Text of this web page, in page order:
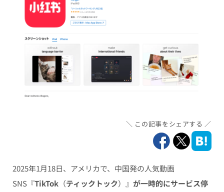
この記事をシェアする
2025年1月18日、アメリカで、中国発の人気動画
SNS『TikTok（ティックトック）』 が一時的にサービス停